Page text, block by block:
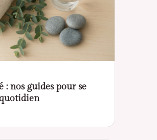
: nos guides pour se